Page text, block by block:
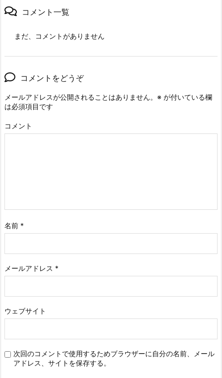
コメント一覧
まだ、コメントがありません
コメントをどうぞ
メールアドレスが公開されることはありません。 ※ が付いている欄
は必須項目です
コメント
名前 *
メールアドレス *
ウェブサイト
次回のコメントで使用するためブラウザーに自分の名前、メール
アドレス、サイトを保存する。